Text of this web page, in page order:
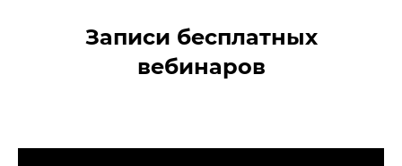
Записи бесплатных
вебинаров